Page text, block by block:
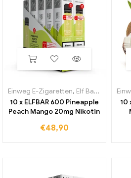
Einweg E-Zigaretten, Elf Bar 600
10 x ELFBAR 600 Pineapple
Peach Mango 20mg Nikotin
€48,90
10